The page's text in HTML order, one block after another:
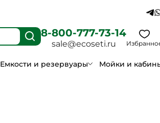
8-800-777-73-14
sale@ecoseti.ru
Емкости и резервуары Мойки и